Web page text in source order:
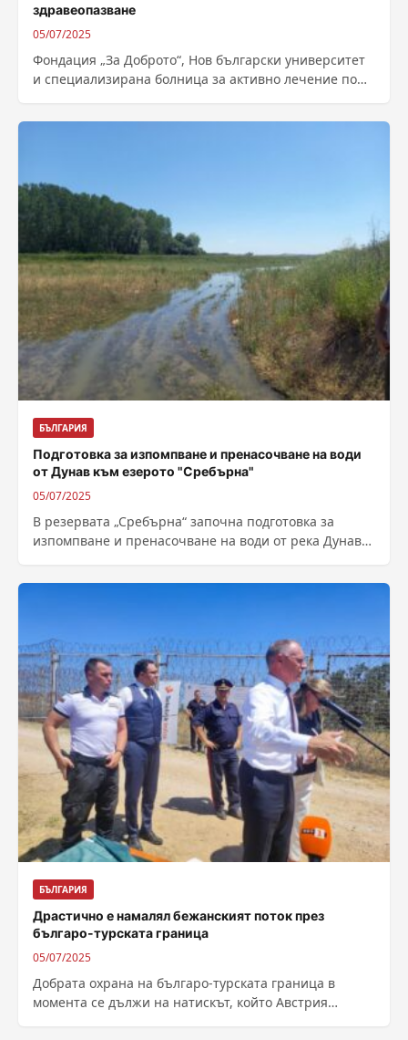
здравеопазване
05/07/2025
Фондация „За Доброто“, Нов български университет
и специализирана болница за активно лечение по
БЪЛГАРИЯ
Подготовка за изпомпване и пренасочване на води
от Дунав към езерото "Сребърна"
05/07/2025
В резервата „Сребърна“ започна подготовка за
изпомпване и пренасочване на води от река Дунав
БЪЛГАРИЯ
Драстично е намалял бежанският поток през
българо-турската граница
05/07/2025
Добрата охрана на българо-турската граница в
момента се дължи на натискът, който Австрия